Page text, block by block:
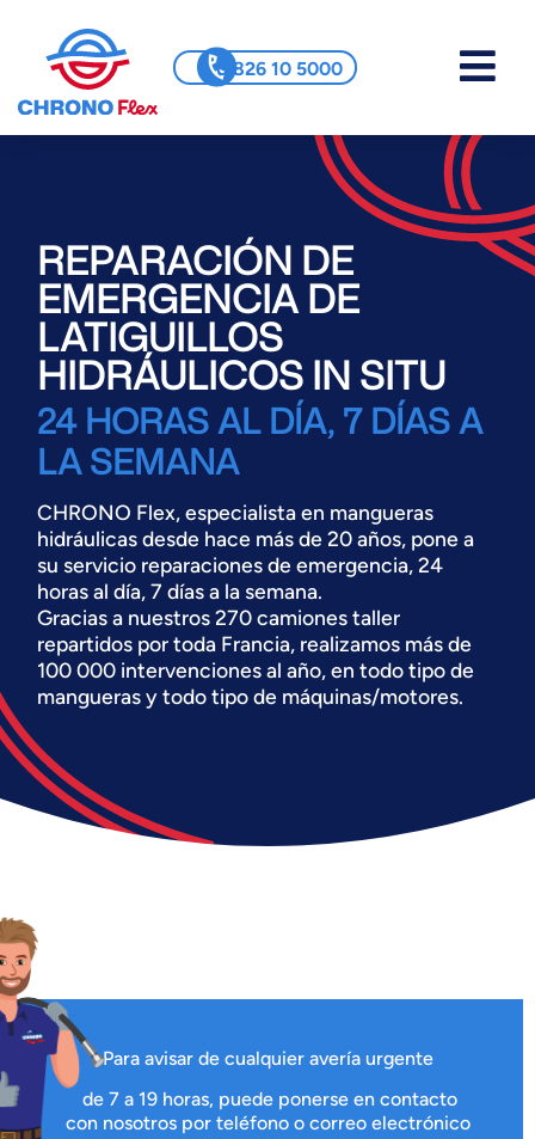
0 826 10 5000
REPARACIÓN DE
EMERGENCIA DE
LATIGUILLOS
HIDRÁULICOS IN SITU
24 HORAS AL DÍA, 7 DÍAS A
LA SEMANA
CHRONO Flex, especialista en mangueras
hidráulicas desde hace más de 20 años, pone a
su servicio reparaciones de emergencia, 24
horas al día, 7 días a la semana.
Gracias a nuestros 270 camiones taller
repartidos por toda Francia, realizamos más de
100 000 intervenciones al año, en todo tipo de
mangueras y todo tipo de máquinas/motores.
Para avisar de cualquier avería urgente
de 7 a 19 horas, puede ponerse en contacto
con nosotros por teléfono o correo electrónico